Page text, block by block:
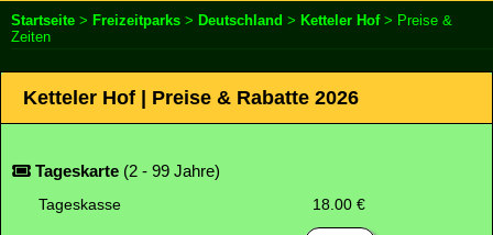
Startseite > Freizeitparks > Deutschland > Ketteler Hof> Preise &
Zeiten
Ketteler Hof | Preise & Rabatte 2026
Tageskarte (2 - 99 Jahre)
Tageskasse 18.00 €